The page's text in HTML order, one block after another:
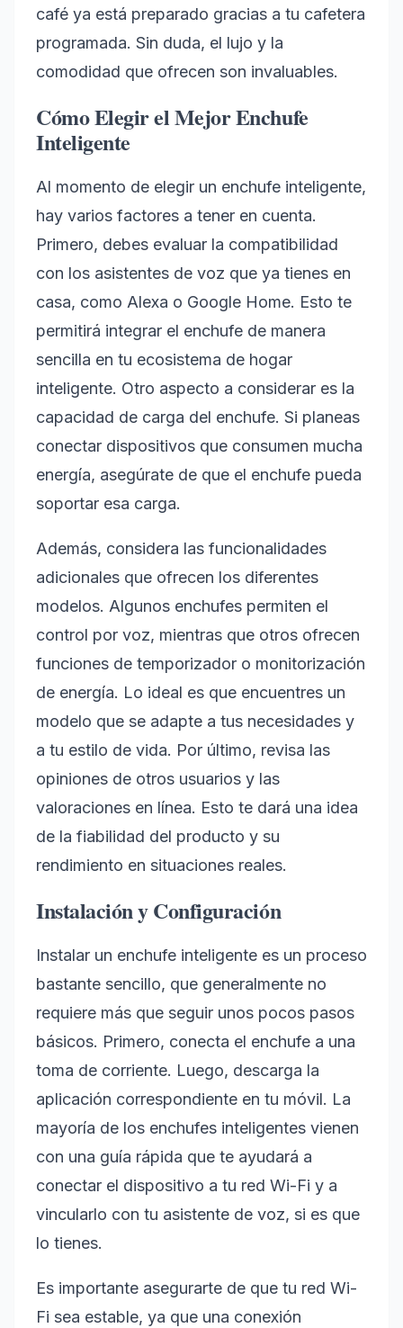
café ya está preparado gracias a tu cafetera
programada. Sin duda, el lujo y la
comodidad que ofrecen son invaluables.
Cómo Elegir el Mejor Enchufe
Inteligente
Al momento de elegir un enchufe inteligente,
hay varios factores a tener en cuenta.
Primero, debes evaluar la compatibilidad
con los asistentes de voz que ya tienes en
casa, como Alexa o Google Home. Esto te
permitirá integrar el enchufe de manera
sencilla en tu ecosistema de hogar
inteligente. Otro aspecto a considerar es la
capacidad de carga del enchufe. Si planeas
conectar dispositivos que consumen mucha
energía, asegúrate de que el enchufe pueda
soportar esa carga.
Además, considera las funcionalidades
adicionales que ofrecen los diferentes
modelos. Algunos enchufes permiten el
control por voz, mientras que otros ofrecen
funciones de temporizador o monitorización
de energía. Lo ideal es que encuentres un
modelo que se adapte a tus necesidades y
a tu estilo de vida. Por último, revisa las
opiniones de otros usuarios y las
valoraciones en línea. Esto te dará una idea
de la fiabilidad del producto y su
rendimiento en situaciones reales.
Instalación y Configuración
Instalar un enchufe inteligente es un proceso
bastante sencillo, que generalmente no
requiere más que seguir unos pocos pasos
básicos. Primero, conecta el enchufe a una
toma de corriente. Luego, descarga la
aplicación correspondiente en tu móvil. La
mayoría de los enchufes inteligentes vienen
con una guía rápida que te ayudará a
conectar el dispositivo a tu red Wi-Fi y a
vincularlo con tu asistente de voz, si es que
lo tienes.
Es importante asegurarte de que tu red Wi-
Fi sea estable, ya que una conexión